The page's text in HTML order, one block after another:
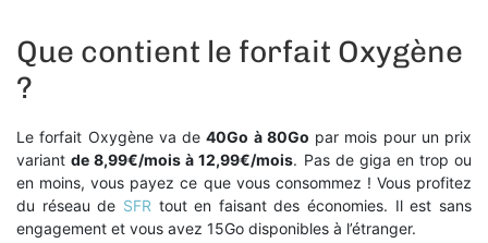
Que contient le forfait Oxygène
?
Le forfait Oxygène va de40Go à 80Go par mois pour un prix
variantde 8,99€/mois à 12,99€/mois. Pas de giga en trop ou
en moins, vous payez ce que vous consommez ! Vous profitez
du réseau de SFR tout en faisant des économies. Il est sans
engagement et vous avez 15Go disponibles à l’étranger.